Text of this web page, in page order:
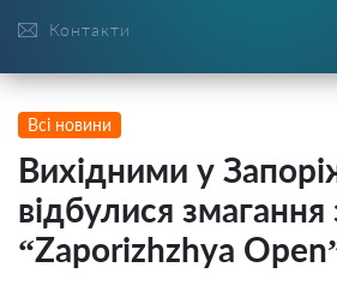
Контакти
Всі новини
Вихідними у
відбулися змагання
“Zaporizhzhya